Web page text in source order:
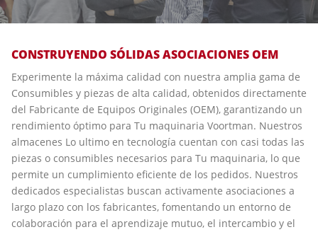
CONSTRUYENDO SÓLIDAS ASOCIACIONES OEM
Experimente la máxima calidad con nuestra amplia gama de
Consumibles y piezas de alta calidad, obtenidos directamente
del Fabricante de Equipos Originales (OEM), garantizando un
rendimiento óptimo para Tu maquinaria Voortman. Nuestros
almacenes Lo ultimo en tecnología cuentan con casi todas las
piezas o consumibles necesarios para Tu maquinaria, lo que
permite un cumplimiento eficiente de los pedidos. Nuestros
dedicados especialistas buscan activamente asociaciones a
largo plazo con los fabricantes, fomentando un entorno de
colaboración para el aprendizaje mutuo, el intercambio y el